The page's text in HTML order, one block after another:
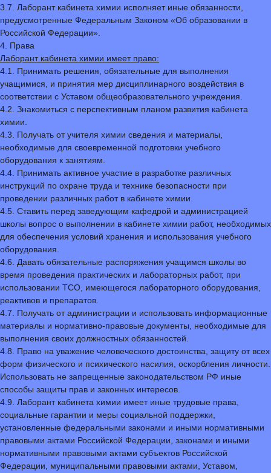
3.7. Лаборант кабинета химии исполняет иные обязанности,
предусмотренные Федеральным Законом «Об образовании в
Российской Федерации».
4. Права
Лаборант кабинета химии имеет право:
4.1. Принимать решения, обязательные для выполнения
учащимися, и принятия мер дисциплинарного воздействия в
соответствии с Уставом общеобразовательного учреждения.
4.2. Знакомиться с перспективным планом развития кабинета
химии.
4.3. Получать от учителя химии сведения и материалы,
необходимые для своевременной подготовки учебного
оборудования к занятиям.
4.4. Принимать активное участие в разработке различных
инструкций по охране труда и технике безопасности при
проведении различных работ в кабинете химии.
4.5. Ставить перед заведующим кафедрой и администрацией
школы вопрос о выполнении в кабинете химии работ, необходимых
для обеспечения условий хранения и использования учебного
оборудования.
4.6. Давать обязательные распоряжения учащимся школы во
время проведения практических и лабораторных работ, при
использовании ТСО, имеющегося лабораторного оборудования,
реактивов и препаратов.
4.7. Получать от администрации и использовать информационные
материалы и нормативно-правовые документы, необходимые для
выполнения своих должностных обязанностей.
4.8. Право на уважение человеческого достоинства, защиту от всех
форм физического и психического насилия, оскорбления личности.
Использовать не запрещенные законодательством РФ иные
способы защиты прав и законных интересов.
4.9. Лаборант кабинета химии имеет иные трудовые права,
социальные гарантии и меры социальной поддержки,
установленные федеральными законами и иными нормативными
правовыми актами Российской Федерации, законами и иными
нормативными правовыми актами субъектов Российской
Федерации, муниципальными правовыми актами, Уставом,